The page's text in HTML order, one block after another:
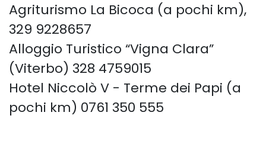
Agriturismo La Bicoca (a pochi km),
329 9228657
Alloggio Turistico “Vigna Clara”
(Viterbo) 328 4759015
Hotel Niccolò V - Terme dei Papi (a
pochi km) 0761 350 555